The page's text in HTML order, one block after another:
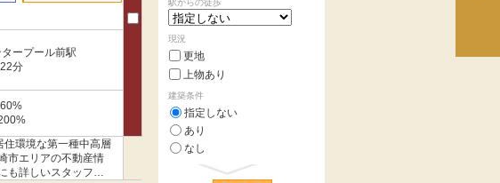
駅からの徒歩
現況
更地
上物あり
建築条件
指定しない
あり
なし
ープール前駅
分
住環境な第一種中高層
市エリアの不動産情
も詳しいスタッフが